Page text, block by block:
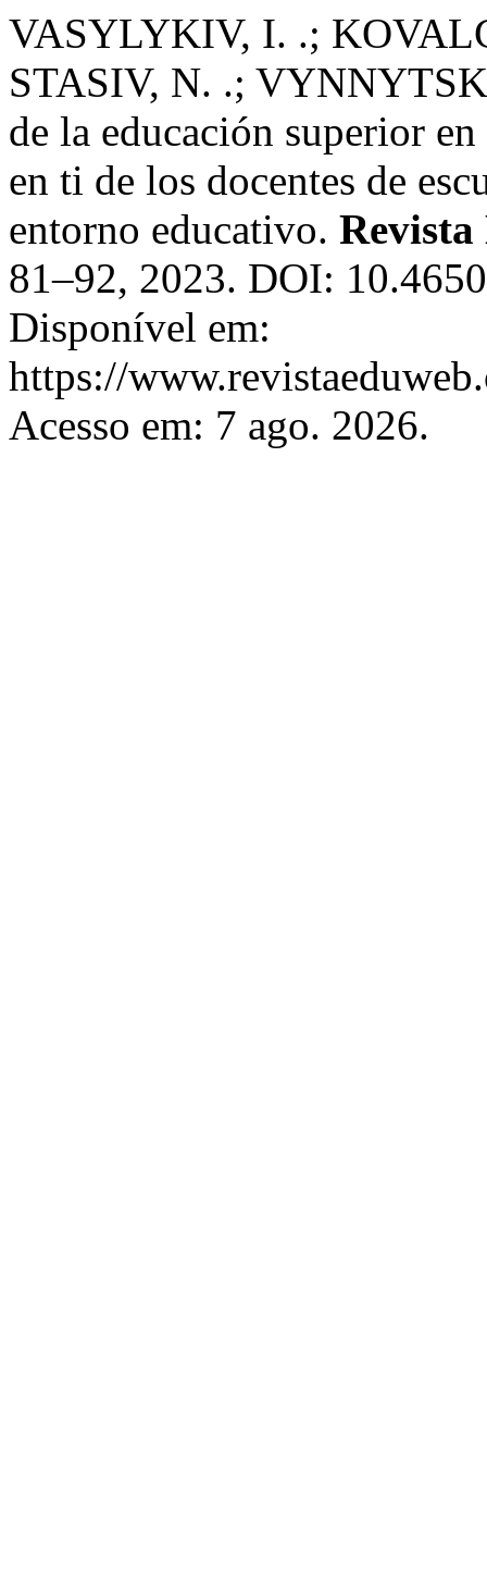
VASYLYKIV, I. .;
STASIV, N. .;
de la educación superior
en ti de los docentes de
entorno educativo. Revista
81–92, 2023. DOI:
Disponível em:
https://
Acesso em: 7 ago. 2026.